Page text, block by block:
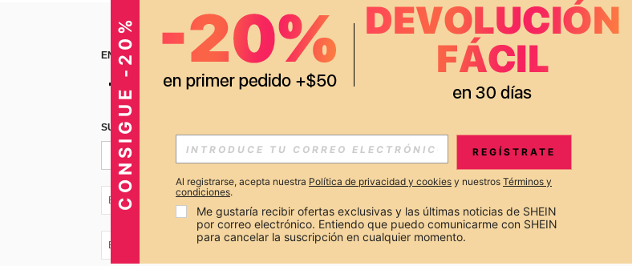
ENCUÉNTRANOS EN APP
SUSCRÍBETE PARA RECIBIR OFERTAS EXCLUSIVAS, PROMOCIONES Y NOTICIAS DE SHEIN
Suscribir
EC + 593
EC + 593
CONSIGUE -20% REGÍSTRATE
Al registrarse, acepta nuestra Política de privacidad y cookies y nuestros Términos y
condiciones.
Me gustaría recibir ofertas exclusivas y las últimas noticias de SHEIN
por correo electrónico. Entiendo que puedo comunicarme con SHEIN
para cancelar la suscripción en cualquier momento.